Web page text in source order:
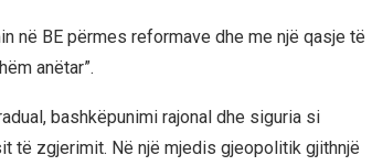
në BE përmes reformave dhe me një qasje të
anëtar”.
bashkëpunimi rajonal dhe siguria si
të zgjerimit. Në një mjedis gjeopolitik gjithnjë